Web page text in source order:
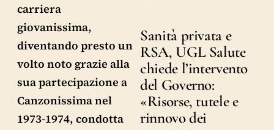
carriera
giovanissima,
diventando presto un
volto noto grazie alla
sua partecipazione a
Canzonissima nel
1973-1974, condotta
Sanità privata e
RSA, UGL Salute
chiede l’intervento
del Governo:
«Risorse, tutele e
rinnovo dei